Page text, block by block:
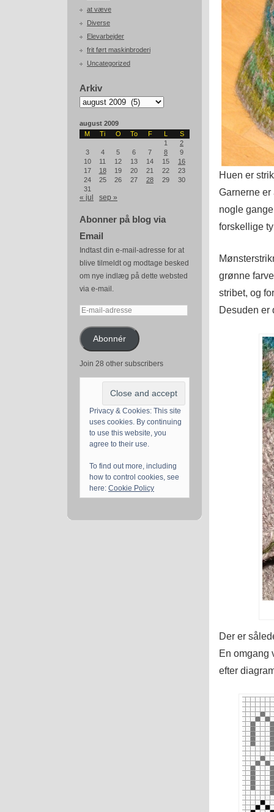
at væve
Diverse
Elevarbejder
frit ført maskinbroderi
Uncategorized
Arkiv
Arkiv
august 2009
M
Ti O To F L
S
1
2
3
4 5 6 7 8
9
10
11 12 13 14 15
16
17
18 19 20 21 22
23
24
25 26 27 28 29
30
31
« jul sep »
Abonner på blog via
Email
Indtast din e-mail-adresse for at
blive tilmeldt og modtage besked
om nye indlæg på dette websted
via e-mail.
E-
adresseAbonnér
Join 28 other subscribers
Privacy & Cookies: This site
uses cookies. By continuing
to use this website, you
agree to their use.
To find out more, including
how to control cookies, see
here: Cookie Policy
Huen er
Garnerne er
nogle
forskellige
grønne
stribet, og
Desuden er
Der er
En omgang
efter